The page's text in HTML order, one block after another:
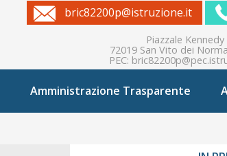
bric82200p@istruzione.it
Piazzale Kennedy
72019 San Vito dei
PEC:
Amministrazione Trasparente